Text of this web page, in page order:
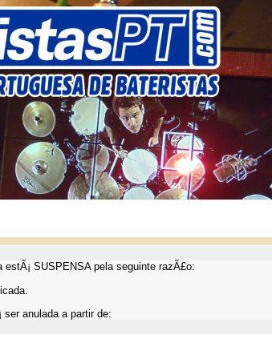
estÃ¡ SUSPENSA pela seguinte razÃ£o:
ser anulada a partir de: